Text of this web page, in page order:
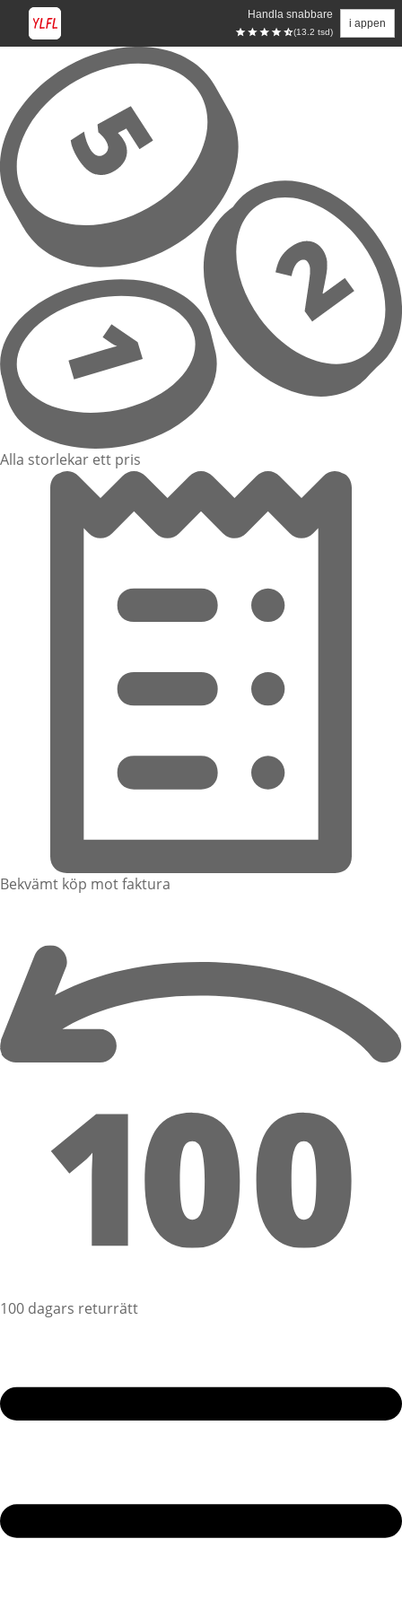
Handla snabbare
(13.2 tsd)
i appen
Hoppa till huvudinnehåll
Alla storlekar ett pris
Bekvämt köp mot faktura
100 dagars returrätt